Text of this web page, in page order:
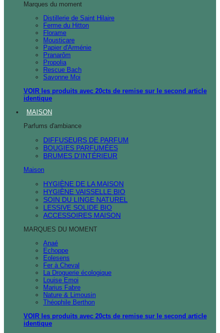
Marques du moment
Distillerie de Saint Hilaire
Ferme du Hitton
Florame
Mousticare
Papier d'Arménie
Pranarôm
Propolia
Rescue Bach
Savonne Moi
VOIR les produits avec 20cts de remise sur le second article
identique
MAISON
Parfums d'ambiance
DIFFUSEURS DE PARFUM
BOUGIES PARFUMÉES
BRUMES D'INTÉRIEUR
Maison
HYGIÈNE DE LA MAISON
HYGIÈNE VAISSELLE BIO
SOIN DU LINGE NATUREL
LESSIVE SOLIDE BIO
ACCESSOIRES MAISON
MARQUES DU MOMENT
Anaé
Echoppe
Eolesens
Fer à Cheval
La Droguerie écologique
Louise Emoi
Marius Fabre
Nature & Limousin
Théophile Berthon
VOIR les produits avec 20cts de remise sur le second article
identique